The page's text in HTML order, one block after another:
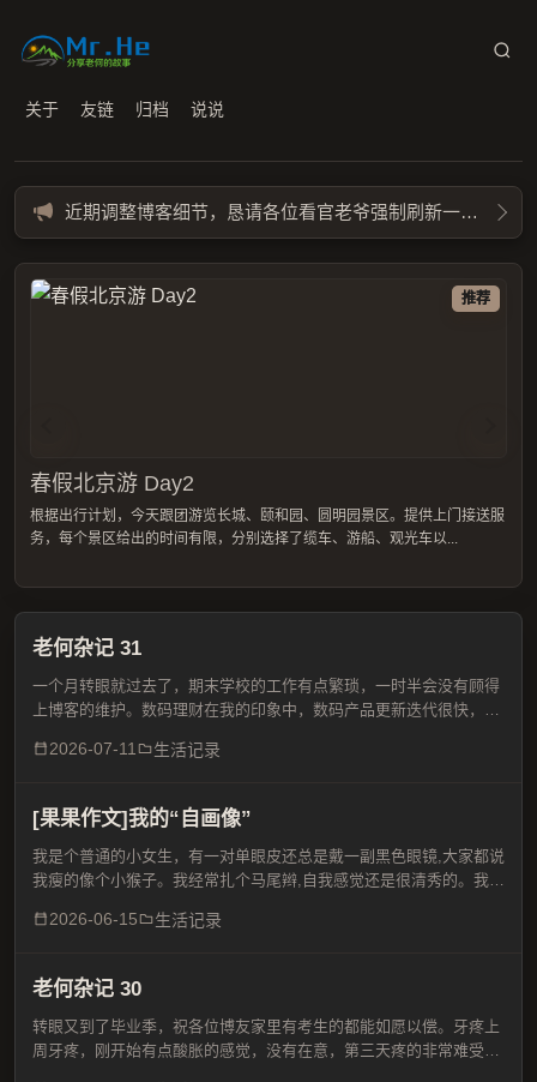
关于 友链 归档 说说
近期调整博客细节，恳请各位看官老爷强制刷新一下缓存 Ctrl + F5
春假北京游 Day1
推荐
春假北京游 Day2
根据出行计划，今天跟团游览长城、颐和园、圆明园景区。提供上门接送服
务，每个景区给出的时间有限，分别选择了缆车、游船、观光车以...
春假北京游 Day3
问道齐云山
老何杂记 31
一个月转眼就过去了，期末学校的工作有点繁琐，一时半会没有顾得
上博客的维护。数码理财在我的印象中，数码产品更新迭代很快，导
低，然而这两年的 Ai 发展迅速，对内存和存储的需求大幅...
2026-07-11 生活记录
[果果作文]我的“自画像”
我是个普通的小女生，有一对单眼皮还总是戴一副黑色眼镜,大家都说
我瘦的像个小猴子。我经常扎个马尾辫,自我感觉还是很清秀的。我的
我玩一会么,我都会吼不耐烦地回他一句:"吵死了!...
2026-06-15 生活记录
老何杂记 30
转眼又到了毕业季，祝各位博友家里有考生的都能如愿以偿。牙疼上
周牙疼，刚开始有点酸胀的感觉，没有在意，第三天疼的非常难受，